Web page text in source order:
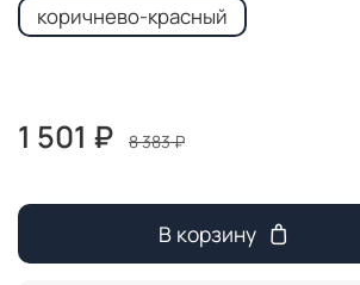
коричнево-красный
1 501 ₽ 8 383 ₽
В корзину